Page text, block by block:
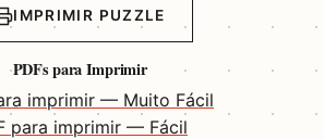
IMPRIMIR PUZZLE
PDFs para Imprimir
imprimir — Muito Fácil
para imprimir — Fácil